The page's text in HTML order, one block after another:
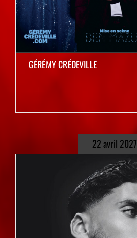
GÉRÉMY CRÉDEVILLE
22 avril 2027